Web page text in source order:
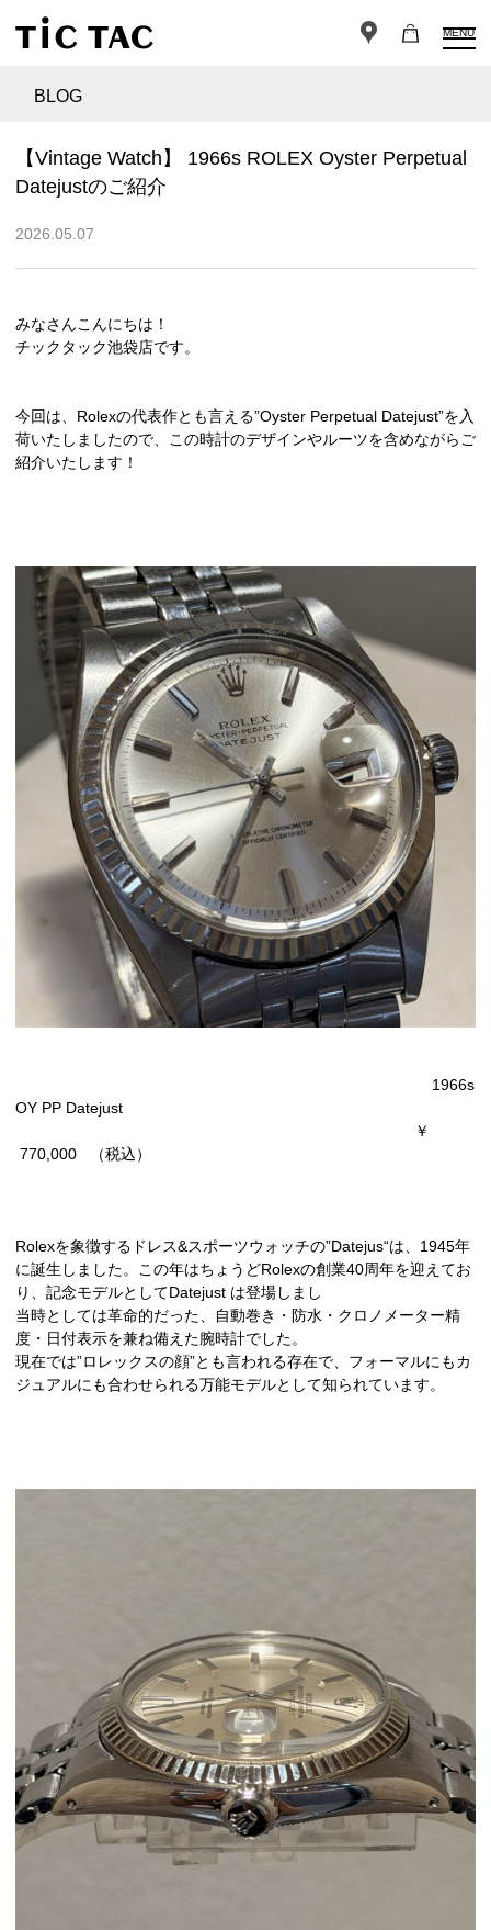
MENU
BLOG
【Vintage Watch】 1966s ROLEX Oyster Perpetual
Datejustのご紹介
2026.05.07
みなさんこんにちは！
チックタック池袋店です。
今回は、Rolexの代表作とも言える”Oyster Perpetual Datejust”を入
荷いたしましたので、この時計のデザインやルーツを含めながらご
紹介いたします！
1966s
OY PP Datejust
￥
770,000 （税込）
Rolexを象徴するドレス&スポーツウォッチの”Datejus“は、1945年
に誕生しました。この年はちょうどRolexの創業40周年を迎えてお
り、記念モデルとしてDatejust は登場しまし
当時としては革命的だった、自動巻き・防水・クロノメーター精
度・日付表示を兼ね備えた腕時計でした。
現在では”ロレックスの顔”とも言われる存在で、フォーマルにもカ
ジュアルにも合わせられる万能モデルとして知られています。